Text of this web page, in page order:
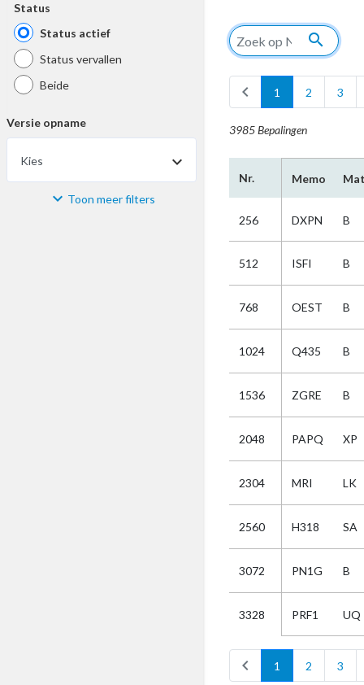
Status
Status actief
Status vervallen
Beide
Versie opname
Kies
Materiaal Toon meer filters
search
chevron_left 1 2 3
3985 Bepalingen
Nr. Memo
256 DXPN B
512 ISFI B
768 OEST B
1024 Q435 B
1536 ZGRE B
2048 PAPQ XP
2304 MRI LK
2560 H318 SA
3072 PN1G B
3328 PRF1 UQ
chevron_left 1 2 3